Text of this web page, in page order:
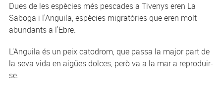
Dues de les espècies més pescades a Tivenys eren La
Saboga i l'Anguila, espècies migratòries que eren molt
abundants a l'Ebre.
L'Anguila és un peix catodrom, que passa la major part de
la seva vida en aigües dolces, però va a la mar a reproduir-
se.